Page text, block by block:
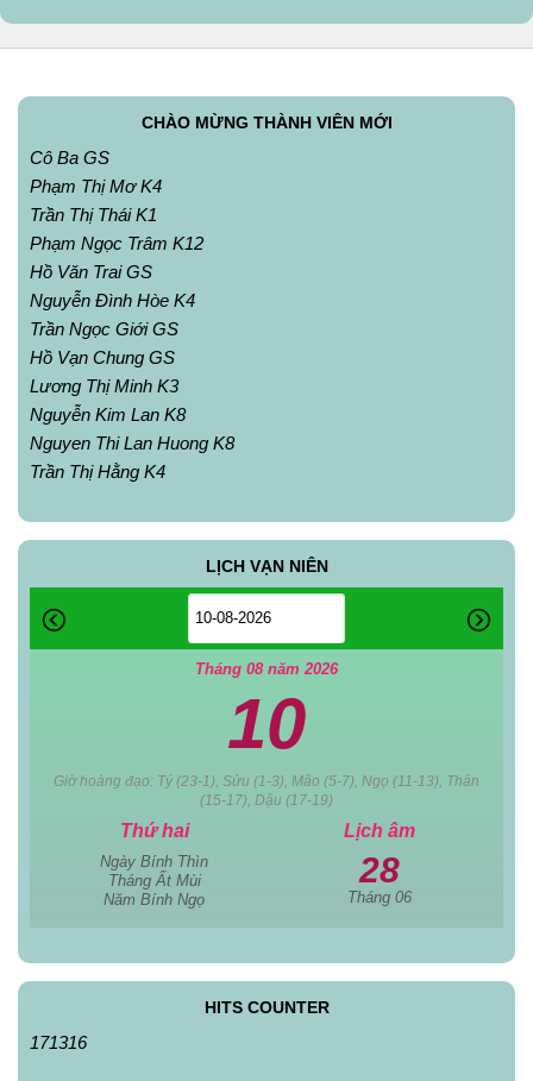
CHÀO MỪNG THÀNH VIÊN MỚI
Cô Ba GS
Phạm Thị Mơ K4
Trần Thị Thái K1
Phạm Ngọc Trâm K12
Hồ Văn Trai GS
Nguyễn Đình Hòe K4
Trần Ngọc Giới GS
Hồ Vạn Chung GS
Lương Thị Minh K3
Nguyễn Kim Lan K8
Nguyen Thi Lan Huong K8
Trần Thị Hằng K4
LỊCH VẠN NIÊN
Tháng 08 năm 2026
10
Giờ hoàng đạo: Tý (23-1), Sửu (1-3), Mão (5-7), Ngọ (11-13), Thân
(15-17), Dậu (17-19)
Thứ hai
Ngày Bính Thìn
Tháng Ất Mùi
Năm Bính Ngọ
Lịch âm
28
Tháng 06
HITS COUNTER
171316